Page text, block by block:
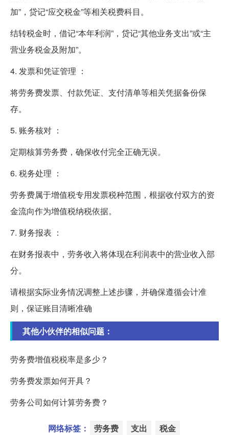
加”，贷记“应交税金”等相关税费科目。
结转税金时，借记“本年利润”，贷记“其他业务支出”或“主
营业务税金及附加”。
4. 发票和凭证管理 ：
将劳务费发票、付款凭证、支付清单等相关凭据备份保
存。
5. 账务核对 ：
定期核算劳务费，确保收付完全正确无误。
6. 税务处理 ：
劳务费属于增值税专用发票税种范围，根据收付双方的资
金流向作为增值税纳税依据。
7. 财务报表 ：
在财务报表中，劳务收入将体现在利润表中的营业收入部
分。
请根据实际业务情况调整上述步骤，并确保遵循会计准
则，保证账目清晰准确
其他小伙伴的相似问题：
劳务费增值税税率是多少？
劳务费发票如何开具？
劳务公司如何计算劳务费？
网络标签： 劳务费 支出 税金